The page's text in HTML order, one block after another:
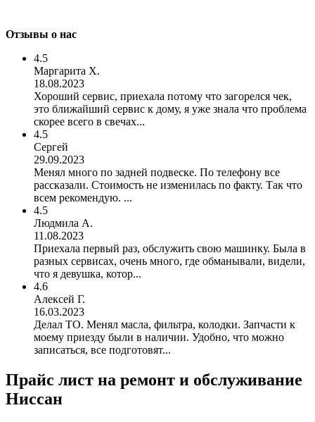
Отзывы о нас
4.5
Маргарита Х.
18.08.2023
Хороший сервис, приехала потому что загорелся чек,
это ближайший сервис к дому, я уже знала что проблема
скорее всего в свечах...
4.5
Сергей
29.09.2023
Менял много по задней подвеске. По телефону все
рассказали. Стоимость не изменилась по факту. Так что
всем рекомендую. ...
4.5
Людмила А.
11.08.2023
Приехала первый раз, обслужить свою машинку. Была в
разных сервисах, очень много, где обманывали, видели,
что я девушка, котор...
4.6
Алексей Г.
16.03.2023
Делал ТО. Менял масла, фильтра, колодки. Запчасти к
моему приезду были в наличии. Удобно, что можно
записаться, все подготовят...
Прайс лист на ремонт и обслуживание
Ниссан